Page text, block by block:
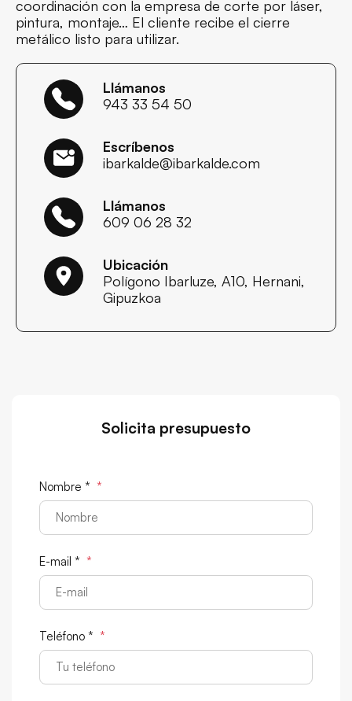
coordinación con la empresa de corte por láser,
pintura, montaje… El cliente recibe el cierre
metálico listo para utilizar.
Llámanos
943 33 54 50
Escríbenos
ibarkalde@ibarkalde.com
Llámanos
609 06 28 32
Ubicación
Polígono Ibarluze, A10, Hernani,
Gipuzkoa
Solicita presupuesto
Nombre * *
E-mail * *
Teléfono * *